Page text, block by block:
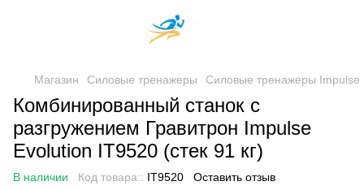
Магазин Силовые тренажеры Силовые тренажеры Impulse
Комбинированный станок с
разгружением Гравитрон Impulse
Evolution IT9520 (стек 91 кг)
В наличии Код товара:: IT9520 Оставить отзыв